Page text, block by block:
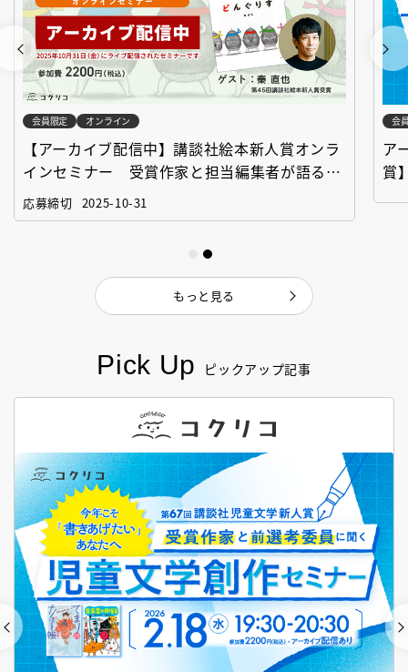
Pick Up ピックアップ記事
会員限定 オンライン
【アーカイブ配信中】講談社絵本新人賞オンラ
インセミナー 受賞作家と担当編集者が語る
「絵本創作実践講座」
応募締切 2025-10-31
会
ア
賞
もっと見る